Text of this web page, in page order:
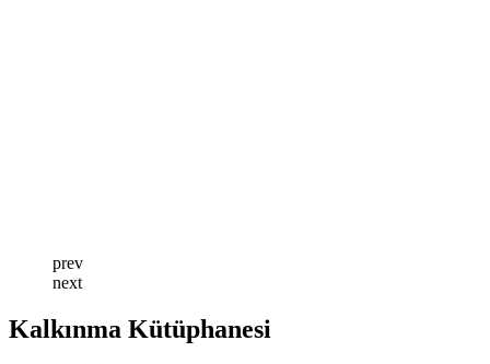
prev
next
Kalkınma Kütüphanesi